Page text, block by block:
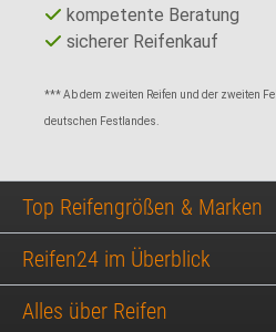
kompetente Beratung
sicherer Reifenkauf
*** Ab dem zweiten Reifen und der zweiten
deutschen Festlandes.
Top Reifengrößen & Marken
Reifen24 im Überblick
Alles über Reifen